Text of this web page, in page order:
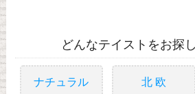
どんなテイストをお探
ナチュラル 北 欧